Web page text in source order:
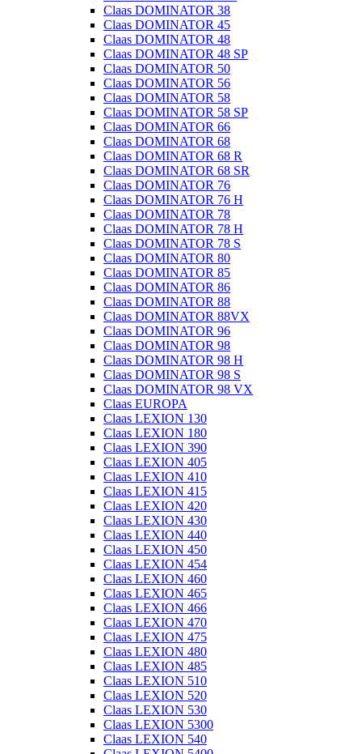
Claas DOMINATOR 38
Claas DOMINATOR 45
Claas DOMINATOR 48
Claas DOMINATOR 48 SP
Claas DOMINATOR 50
Claas DOMINATOR 56
Claas DOMINATOR 58
Claas DOMINATOR 58 SP
Claas DOMINATOR 66
Claas DOMINATOR 68
Claas DOMINATOR 68 R
Claas DOMINATOR 68 SR
Claas DOMINATOR 76
Claas DOMINATOR 76 H
Claas DOMINATOR 78
Claas DOMINATOR 78 H
Claas DOMINATOR 78 S
Claas DOMINATOR 80
Claas DOMINATOR 85
Claas DOMINATOR 86
Claas DOMINATOR 88
Claas DOMINATOR 88VX
Claas DOMINATOR 96
Claas DOMINATOR 98
Claas DOMINATOR 98 H
Claas DOMINATOR 98 S
Claas DOMINATOR 98 VX
Claas EUROPA
Claas LEXION 130
Claas LEXION 180
Claas LEXION 390
Claas LEXION 405
Claas LEXION 410
Claas LEXION 415
Claas LEXION 420
Claas LEXION 430
Claas LEXION 440
Claas LEXION 450
Claas LEXION 454
Claas LEXION 460
Claas LEXION 465
Claas LEXION 466
Claas LEXION 470
Claas LEXION 475
Claas LEXION 480
Claas LEXION 485
Claas LEXION 510
Claas LEXION 520
Claas LEXION 530
Claas LEXION 5300
Claas LEXION 540